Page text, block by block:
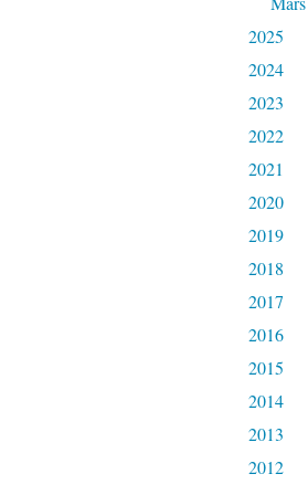
2025
2024
2023
2022
2021
2020
2019
2018
2017
2016
2015
2014
2013
2012